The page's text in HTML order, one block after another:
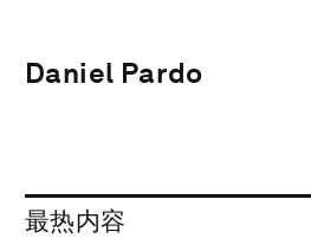
Daniel Pardo
最热内容